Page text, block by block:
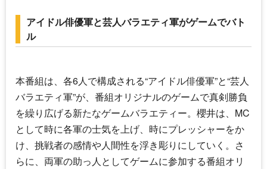
アイドル俳優軍と芸人バラエティ軍がゲームでバト
ル
本番組は、各6人で構成される“アイドル俳優軍”と“芸人
バラエティ軍”が、番組オリジナルのゲームで真剣勝負
を繰り広げる新たなゲームバラエティー。櫻井は、MC
として時に各軍の士気を上げ、時にプレッシャーをか
け、挑戦者の感情や人間性を浮き彫りにしていく。さ
らに、両軍の助っ人としてゲームに参加する番組オリ